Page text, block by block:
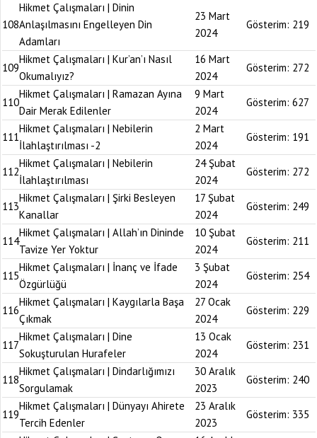
108
Hikmet Çalışmaları | Dinin
Anlaşılmasını Engelleyen Din
Adamları
23 Mart
2024
Gösterim: 219
109
Hikmet Çalışmaları | Kur’an’ı Nasıl
Okumalıyız?
16 Mart
2024
Gösterim: 272
110
Hikmet Çalışmaları | Ramazan Ayına
Dair Merak Edilenler
9 Mart
2024
Gösterim: 627
111
Hikmet Çalışmaları | Nebilerin
İlahlaştırılması -2
2 Mart
2024
Gösterim: 191
112
Hikmet Çalışmaları | Nebilerin
İlahlaştırılması
24 Şubat
2024
Gösterim: 272
113
Hikmet Çalışmaları | Şirki Besleyen
Kanallar
17 Şubat
2024
Gösterim: 249
114
Hikmet Çalışmaları | Allah’ın Dininde
Tavize Yer Yoktur
10 Şubat
2024
Gösterim: 211
115
Hikmet Çalışmaları | İnanç ve İfade
Özgürlüğü
3 Şubat
2024
Gösterim: 254
116
Hikmet Çalışmaları | Kaygılarla Başa
Çıkmak
27 Ocak
2024
Gösterim: 229
117
Hikmet Çalışmaları | Dine
Sokuşturulan Hurafeler
13 Ocak
2024
Gösterim: 231
118
Hikmet Çalışmaları | Dindarlığımızı
Sorgulamak
30 Aralık
2023
Gösterim: 240
119
Hikmet Çalışmaları | Dünyayı Ahirete
Tercih Edenler
23 Aralık
2023
Gösterim: 335